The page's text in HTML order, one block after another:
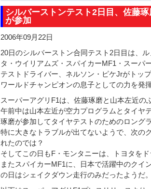
シルバーストンテスト2日目、佐藤
が参加
2006年09月22日
20日のシルバーストン合同テスト2日目は、
タ・ウイリアムズ・スパイカーMF1・スーパ
テストドライバー、ネルソン・ピケJrがトッ
ワールドチャンピオンの息子としての力を発
スーパーアグリF1は、佐藤琢磨と山本左近の
午前中は山本左近が空力プログラムとタイヤ
琢磨が参加してタイヤテストのためのロング
特に大きなトラブルが出てないようで、次の
れたのでは？
そしてこの日もF・モンタニーは、トヨタを
またスパイカーMF1に、日本で活躍中のクイ
の日はシェイクダウン走行のみだったようだ